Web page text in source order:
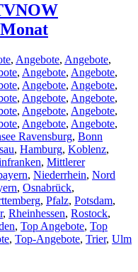
, Angebote, Angebote,
, Angebote, Angebote,
, Angebote, Angebote,
, Angebote, Angebote,
, Angebote, Angebote,
, Angebote, Angebote,
Ravensburg, Bonn
, Hamburg, Koblenz,
, Mittlerer
, Niederrhein, Nord
, Osnabrück,
, Pfalz, Potsdam,
, Rheinhessen, Rostock,
, Top Angebote, Top
, Top-Angebote, Trier, Ulm